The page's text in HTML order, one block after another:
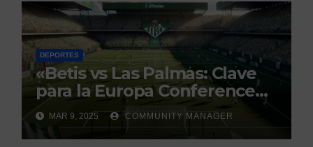
DEPORTES
«Betis vs Las Palmas: Clave
para la Europa Conference
League»
MAR 9, 2025 COMMUNITY MANAGER